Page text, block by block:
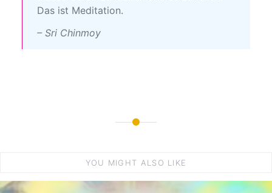
Das ist Meditation.
– Sri Chinmoy
YOU MIGHT ALSO LIKE